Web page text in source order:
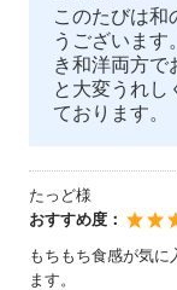
このたびは和
うございます
き和洋両方で
と大変うれし
ております。
たっど様
おすすめ度：
もちもち食感が気
ます。